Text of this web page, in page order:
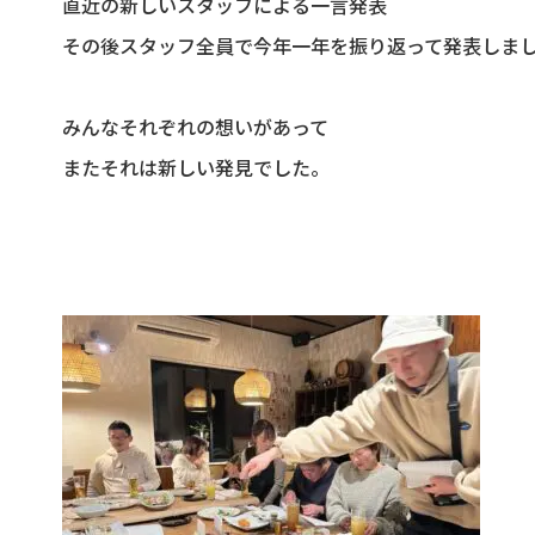
その後スタッフ全員で今年一年を振り返って発表しま
みんなそれぞれの想いがあって
またそれは新しい発見でした。